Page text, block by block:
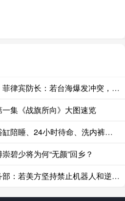
十大炒股杠杆交易平台 菲律宾防长：若台海爆发冲突，菲律宾无法保持中立
集《战旗所向》大图速览
杭州期货配资哪家好 浴缸陪睡、24小时待命、洗内裤接口水，多位助理“反水”曝特殊服务
碧少将为何“无颜”回乡？
线上炒股配资公司 商务部：若美方坚持禁止机器人和逆变器，中方将采取坚决反制措施